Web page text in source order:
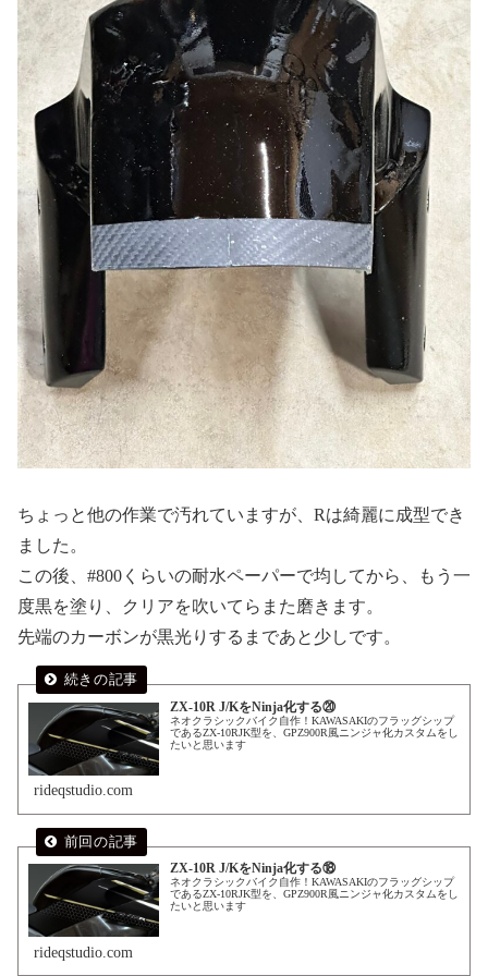
ちょっと他の作業で汚れていますが、Rは綺麗に成型でき
ました。
この後、#800くらいの耐水ペーパーで均してから、もう一
度黒を塗り、クリアを吹いてらまた磨きます。
先端のカーボンが黒光りするまであと少しです。
ZX-10R J/KをNinja化する⑳
ネオクラシックバイク自作！KAWASAKIのフラッグシップ
であるZX-10RJK型を、GPZ900R風ニンジャ化カスタムをし
たいと思います
rideqstudio.com
ZX-10R J/KをNinja化する⑱
ネオクラシックバイク自作！KAWASAKIのフラッグシップ
であるZX-10RJK型を、GPZ900R風ニンジャ化カスタムをし
たいと思います
rideqstudio.com